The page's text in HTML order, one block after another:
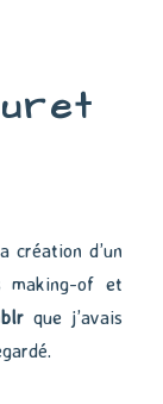
création d’un
of et
que j’avais